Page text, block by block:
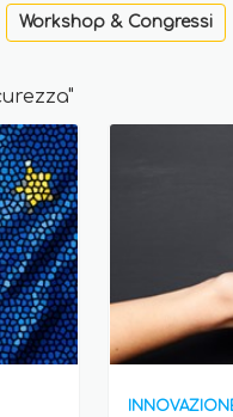
Workshop & Congressi